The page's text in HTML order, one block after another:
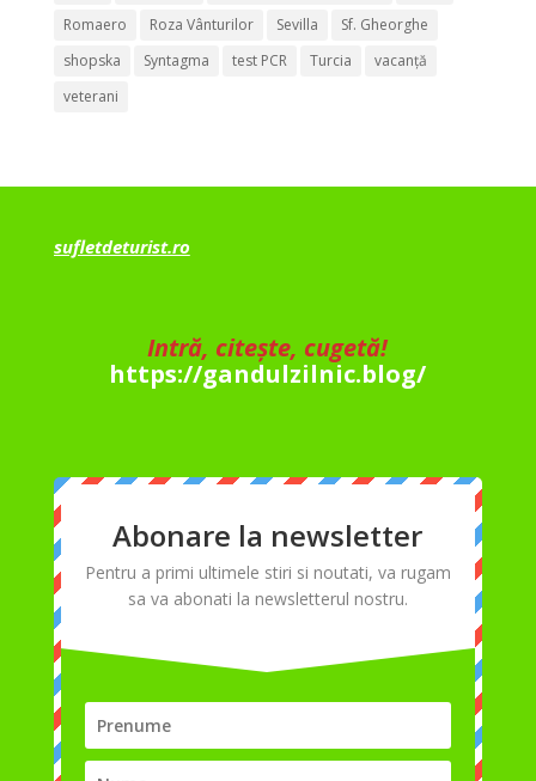
Romaero
Roza Vânturilor Sevilla
Sf. Gheorghe
shopska
Syntagma test PCR Turcia
vacanță
veterani
sufletdeturist.ro
Intră, citește, cugetă!
https://gandulzilnic.blog/
Abonare la newsletter
Pentru a primi ultimele stiri si noutati, va rugam
sa va abonati la newsletterul nostru.